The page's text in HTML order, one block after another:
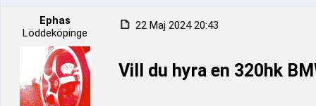
Ephas
Löddeköpinge
22 Maj 2024 20:43
Vill du hyra en 320hk